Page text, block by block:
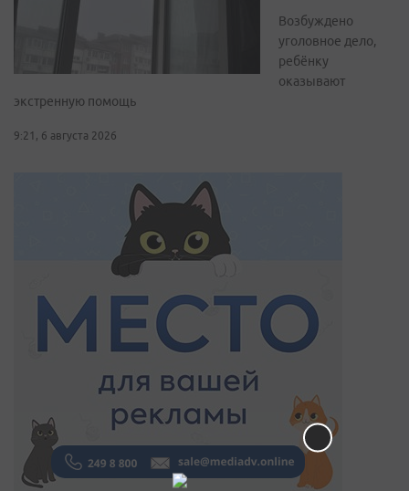
Возбуждено
уголовное дело,
ребёнку
оказывают
экстренную помощь
9:21, 6 августа 2026